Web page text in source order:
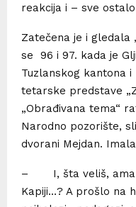
reakcija i – sve
Zatečena je i gledala
se 96 i 97. kada je
Tuzlanskog kantona
tetarske predstave
„Obrađivana tema“
Narodno pozorište,
dvorani Mejdan.
– I, šta veliš, ama
Kapiji…? A prošlo na